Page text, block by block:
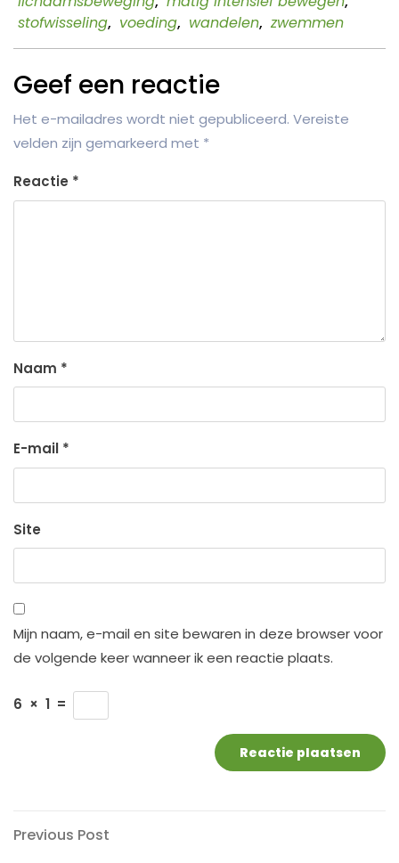
stofwisseling, voeding, wandelen, zwemmen
Geef een reactie
Het e-mailadres wordt niet gepubliceerd. Vereiste
velden zijn gemarkeerd met *
Reactie *
Naam *
E-mail *
Site
Mijn naam, e-mail en site bewaren in deze browser voor
de volgende keer wanneer ik een reactie plaats.
6 × 1 =
Berichtnavigatie
Previous
Previous Post